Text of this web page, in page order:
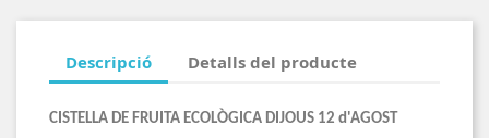
Descripció Detalls del producte
CISTELLA DE FRUITA ECOLÒGICA DIJOUS 12 d'AGOST